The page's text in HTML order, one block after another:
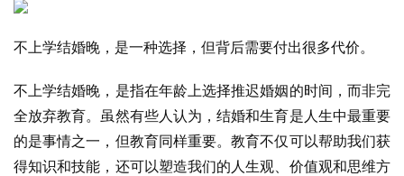
不上学结婚晚，是一种选择，但背后需要付出很多代价。
不上学结婚晚，是指在年龄上选择推迟婚姻的时间，而非完
全放弃教育。虽然有些人认为，结婚和生育是人生中最重要
的是事情之一，但教育同样重要。教育不仅可以帮助我们获
得知识和技能，还可以塑造我们的人生观、价值观和思维方